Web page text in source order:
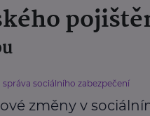
správa sociálního zabezpečení
změny v